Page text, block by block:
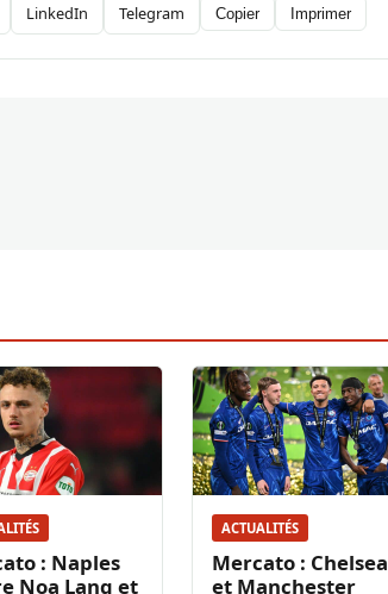
LinkedIn Telegram Copier Imprimer
: Naples
Noa Lang et
ACTUALITÉS
Mercato : Chelsea
et Manchester